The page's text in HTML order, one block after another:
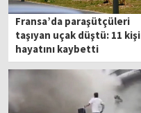
Fransa’da paraşütçüleri
taşıyan uçak düştü: 11 kişi
hayatını kaybetti